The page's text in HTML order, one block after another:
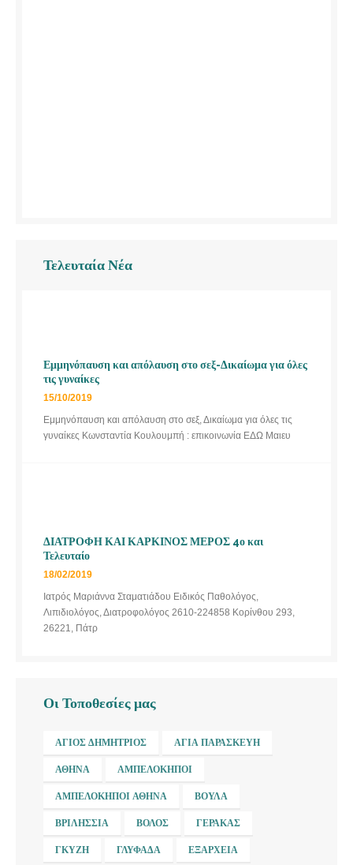
Τελευταία Νέα
Εμμηνόπαυση και απόλαυση στο σεξ-Δικαίωμα για όλες
τις γυναίκες
15/10/2019
Εμμηνόπαυση και απόλαυση στο σεξ, Δικαίωμα για όλες τις
γυναίκες Κωνσταντία Κουλουμπή : επικοινωνία ΕΔΩ Μαιευ
ΔΙΑΤΡΟΦΗ ΚΑΙ ΚΑΡΚΙΝΟΣ ΜΕΡΟΣ 4ο και
Τελευταίο
18/02/2019
Ιατρός Μαριάννα Σταματιάδου Ειδικός Παθολόγος,
Λιπιδιολόγος, Διατροφολόγος 2610-224858 Κορίνθου 293,
26221, Πάτρ
Οι Τοποθεσίες μας
ΆΓΙΟΣ ΔΗΜΉΤΡΙΟΣ ΑΓΊΑ ΠΑΡΑΣΚΕΥΉ
ΑΘΉΝΑ ΑΜΠΕΛΌΚΗΠΟΙ
ΑΜΠΕΛΌΚΗΠΟΙ ΑΘΉΝΑ ΒΟΎΛΑ
ΒΡΙΛΉΣΣΙΑ ΒΌΛΟΣ ΓΈΡΑΚΑΣ
ΓΚΎΖΗ ΓΛΥΦΆΔΑ ΕΞΆΡΧΕΙΑ